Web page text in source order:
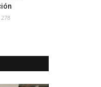
278